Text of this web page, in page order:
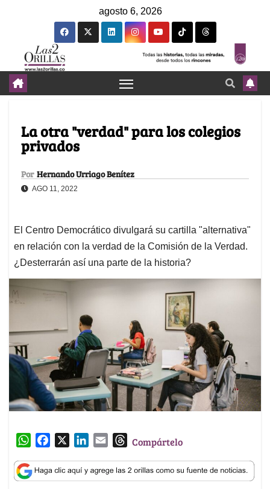
agosto 6, 2026
La otra "verdad" para los colegios
privados
Por Hernando Urriago Benítez
AGO 11, 2022
El Centro Democrático divulgará su cartilla "alternativa"
en relación con la verdad de la Comisión de la Verdad.
¿Desterrarán así una parte de la historia?
W
a
t
c
e
n
k
a
i
T
r
e
Compártelo